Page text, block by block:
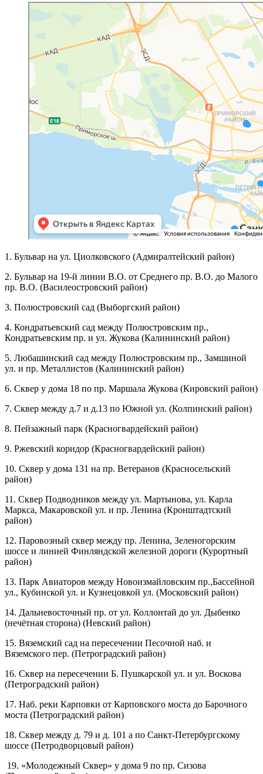
1. Бульвар на ул. Циолковского (Адмиралтейский район)
2. Бульвар на 19-й линии В.О. от Среднего пр. В.О. до Малого
пр. В.О. (Василеостровский район)
3. Полюстровский сад (Выборгский район)
4. Кондратьевский сад между Полюстровским пр.,
Кондратьевским пр. и ул. Жукова (Калининский район)
5. Любашинский сад между Полюстровским пр., Замшиной
ул. и пр. Металлистов (Калининский район)
6. Сквер у дома 18 по пр. Маршала Жукова (Кировский район)
7. Сквер между д.7 и д.13 по Южной ул. (Колпинский район)
8. Пейзажный парк (Красногвардейский район)
9. Ржевский коридор (Красногвардейский район)
10. Сквер у дома 131 на пр. Ветеранов (Красносельский
район)
11. Сквер Подводников между ул. Мартынова, ул. Карла
Маркса, Макаровской ул. и пр. Ленина (Кронштадтский
район)
12. Паровозный сквер между пр. Ленина, Зеленогорским
шоссе и линией Финляндской железной дороги (Курортный
район)
13. Парк Авиаторов между Новоизмайловским пр.,Бассейной
ул., Кубинской ул. и Кузнецовкой ул. (Московский район)
14. Дальневосточный пр. от ул. Коллонтай до ул. Дыбенко
(нечётная сторона) (Невский район)
15. Вяземский сад на пересечении Песочной наб. и
Вяземского пер. (Петроградский район)
16. Сквер на пересечении Б. Пушкарской ул. и ул. Воскова
(Петроградский район)
17. Наб. реки Карповки от Карповского моста до Барочного
моста (Петроградский район)
18. Сквер между д. 79 и д. 101 а по Санкт-Петербургскому
шоссе (Петродворцовый район)
19. «Молодежный Сквер» у дома 9 по пр. Сизова